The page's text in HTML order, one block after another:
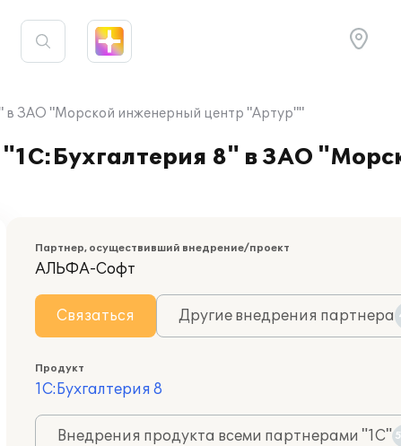
в ЗАО "Морской инженерный центр "Артур""
"1С:Бухгалтерия 8" в ЗАО
Партнер, осуществивший внедрение/проект
АЛЬФА-Софт
Связаться Другие внедрения партнера
Продукт
1С:Бухгалтерия 8
Внедрения продукта всеми партнерами "1С"